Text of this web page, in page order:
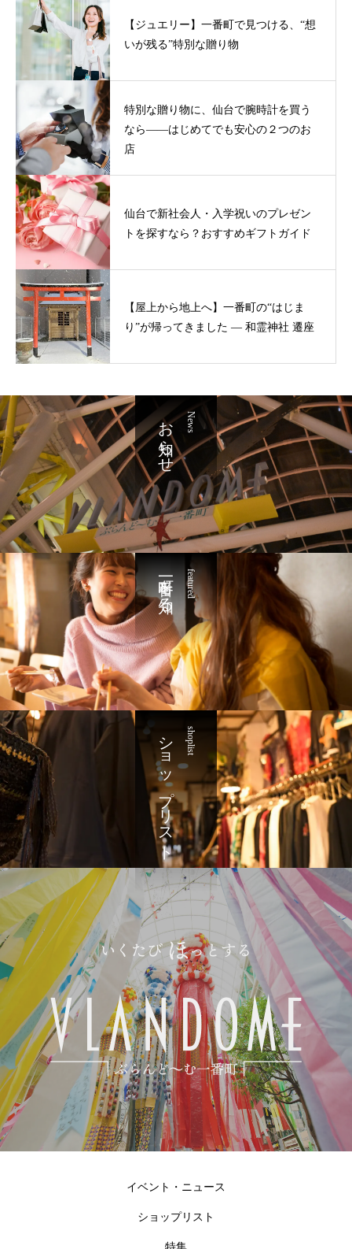
【ジュエリー】一番町で見つける、“想
いが残る”特別な贈り物
特別な贈り物に、仙台で腕時計を買う
なら——はじめてでも安心の２つのお
店
仙台で新社会人・入学祝いのプレゼン
トを探すなら？おすすめギフトガイド
【屋上から地上へ】一番町の“はじま
り”が帰ってきました ― 和霊神社 遷座
News
お知らせ
featured
一番町を知る
shoplist
ショップリスト
イベント・ニュース
ショップリスト